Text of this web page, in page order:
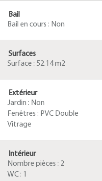
Bail
Bail en cours : Non
Surfaces
Surface : 52.14 m2
Extérieur
Jardin : Non
Fenêtres : PVC Double
Vitrage
Intérieur
Nombre pièces : 2
WC : 1